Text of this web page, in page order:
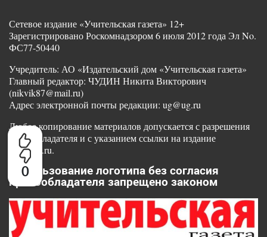
0
Сетевое издание «Учительская газета» 12+
Зарегистрировано Роскомнадзором 6 июля 2012 года Эл No.
ФС77-50440
Учредитель: АО «Издательский дом «Учительская газета»
Главный редактор: ЧУДИН Никита Викторович
(nikvik87@mail.ru)
Адрес электронной почты редакции: ug@ug.ru
Любое копирование материалов допускается с разрешения
правообладателя и с указанием ссылки на издание
www.ug.ru.
Использование логотипа без согласия
правообладателя запрещено законом